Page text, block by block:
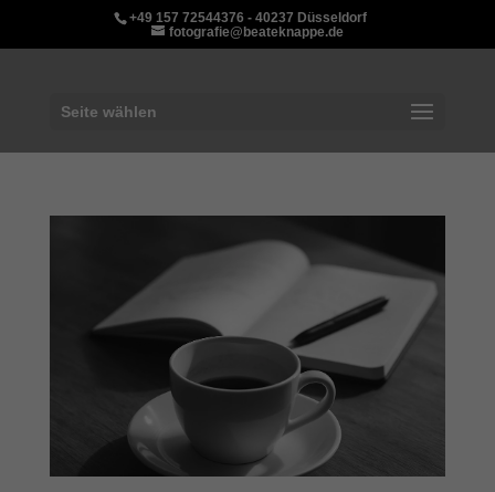
+49 157 72544376 - 40237 Düsseldorf
fotografie@beateknappe.de
Seite wählen